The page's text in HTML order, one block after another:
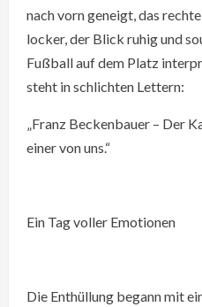
nach vorn geneigt, das
locker, der Blick ruhig und
Fußball auf dem Platz
steht in schlichten Lettern:
„Franz Beckenbauer – Der
einer von uns.“
Ein Tag voller Emotionen
Die Enthüllung begann mit